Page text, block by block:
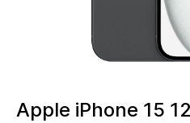
Apple iPhone 15